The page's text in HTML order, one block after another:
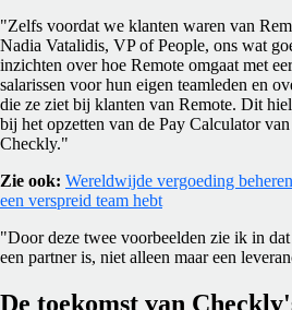
"Zelfs voordat we klanten waren van
Nadia Vatalidis, VP of People, ons wat
inzichten over hoe Remote omgaat met
salarissen voor hun eigen teamleden en
die ze ziet bij klanten van Remote. Dit
bij het opzetten van de Pay Calculator van
Checkly."
Zie ook: Wereldwijde vergoeding
een verspreid team hebt
"Door deze twee voorbeelden zie ik in
een partner is, niet alleen maar een
De toekomst van